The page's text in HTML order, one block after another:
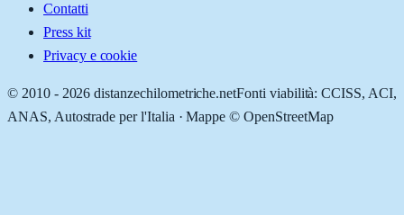
Contatti
Press kit
Privacy e cookie
© 2010 - 2026 distanzechilometriche.netFonti viabilità: CCISS, ACI,
ANAS, Autostrade per l'Italia · Mappe © OpenStreetMap